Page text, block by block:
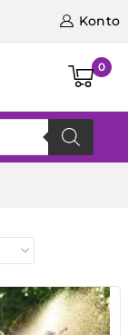
Konto
0